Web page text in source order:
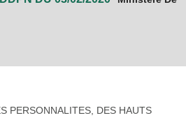
PERSONNALITES, DES HAUTS